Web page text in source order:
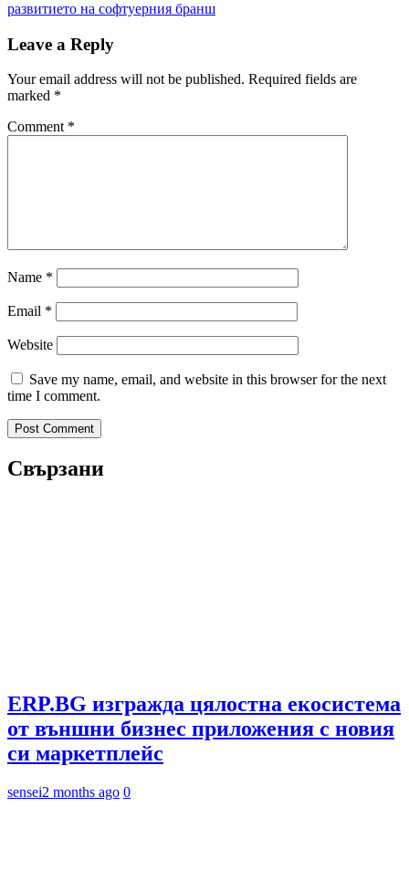
развитието на софтуерния бранш
Leave a Reply
Your email address will not be published. Required fields are
marked *
Comment *
Name *
Email *
Website
Save my name, email, and website in this browser for the next
time I comment.
Свързани
ERP.BG изгражда цялостна екосистема
от външни бизнес приложения с новия
си маркетплейс
sensei2 months ago 0